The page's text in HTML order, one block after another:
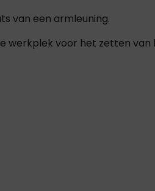
van een armleuning.
werkplek voor het zetten van